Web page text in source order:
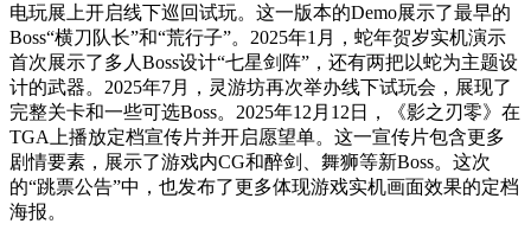
电玩展上开启线下巡回试玩。这一版本的Demo展示了最早的
Boss“横刀队长”和“荒行子”。2025年1月，蛇年贺岁实机演示
首次展示了多人Boss设计“七星剑阵”，还有两把以蛇为主题设
计的武器。2025年7月，灵游坊再次举办线下试玩会，展现了
完整关卡和一些可选Boss。2025年12月12日，《影之刃零》在
TGA上播放定档宣传片并开启愿望单。这一宣传片包含更多
剧情要素，展示了游戏内CG和醉剑、舞狮等新Boss。这次
的“跳票公告”中，也发布了更多体现游戏实机画面效果的定档
海报。